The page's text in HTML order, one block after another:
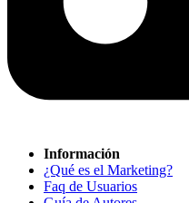
Información
¿Qué es el Marketing?
Faq de Usuarios